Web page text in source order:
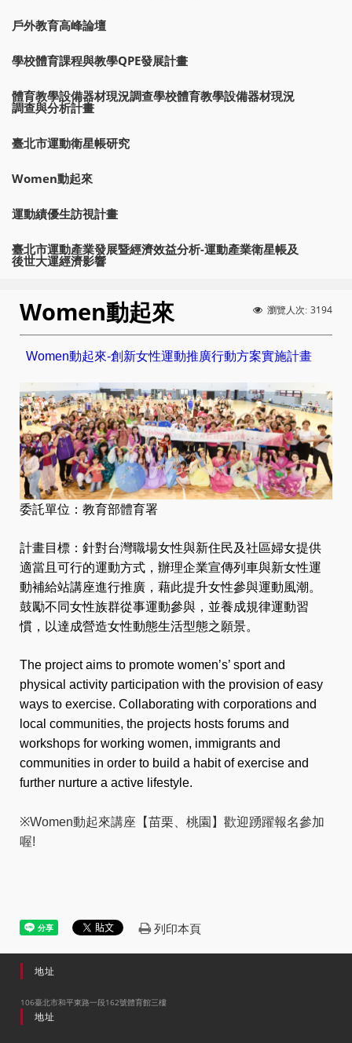
戶外教育高峰論壇
學校體育課程與教學QPE發展計畫
體育教學設備器材現況調查學校體育教學設備器材現況
調查與分析計畫
臺北市運動衛星帳研究
Women動起來
運動績優生訪視計畫
臺北市運動產業發展暨經濟效益分析-運動產業衛星帳及
後世大運經濟影響
瀏覽人次: 3194
Women動起來
Women動起來-創新女性運動推廣行動方案實施計畫
委託單位： 教育部體育署
計畫目標：針對台灣職場女性與新住民及社區婦女提供
適當且可行的運動方式，辦理企業宣傳列車與新女性運
動補給站講座進行推廣，藉此提升女性參與運動風潮。
鼓勵不同女性族群從事運動參與，並養成規律運動習
慣，以達成營造女性動態生活型態之願景。
The project aims to promote women’s’ sport and
physical activity participation with the provision of easy
ways to exercise. Collaborating with corporations and
local communities, the projects hosts forums and
workshops for working women, immigrants and
communities in order to build a habit of exercise and
further nurture a active lifestyle.
※Women動起來講座【苗栗、桃園】歡迎踴躍報名參加
喔!
列印本頁
地址
106臺北市和平東路一段162號體育館三樓
地址